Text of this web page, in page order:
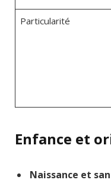
Particularité
Enfance et
Naissance et